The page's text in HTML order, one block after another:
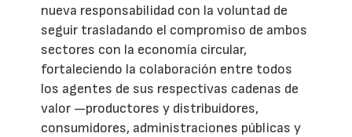
nueva responsabilidad con la voluntad de
seguir trasladando el compromiso de ambos
sectores con la economía circular,
fortaleciendo la colaboración entre todos
los agentes de sus respectivas cadenas de
valor —productores y distribuidores,
consumidores, administraciones públicas y